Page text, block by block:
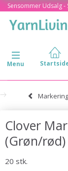
Sensommer Udsalg -
Skifte navigation
Menu
Clover
(Grøn/rød)
20 stk.